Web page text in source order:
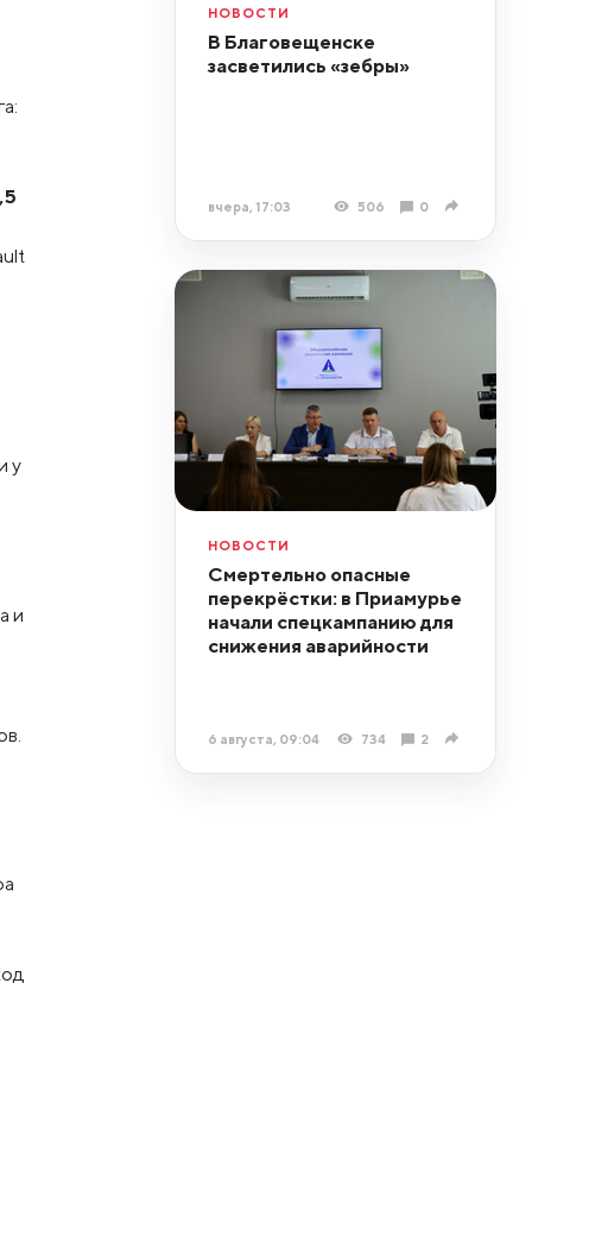
у
и
НОВОСТИ
В Благовещенске
засветились «зебры»
вчера, 17:03 506 0
НОВОСТИ
Смертельно опасные
перекрёстки: в Приамурье
начали спецкампанию для
снижения аварийности
6 августа, 09:04 734 2